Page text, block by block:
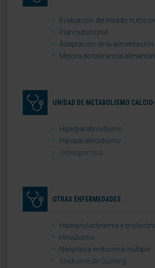
Evaluación del estado
Plan nutricional
Adaptación de la alimentación
Mejora de tolerancia
UNIDAD DE METABOLISMO
Hiperparatiroidismo
Hipoparatiroidismo
Osteoporosis
OTRAS ENFERMEDADES
Hiperprolactinemia y
Hirsutismo
Neoplasia endocrina múltiple
Síndrome de Cushing